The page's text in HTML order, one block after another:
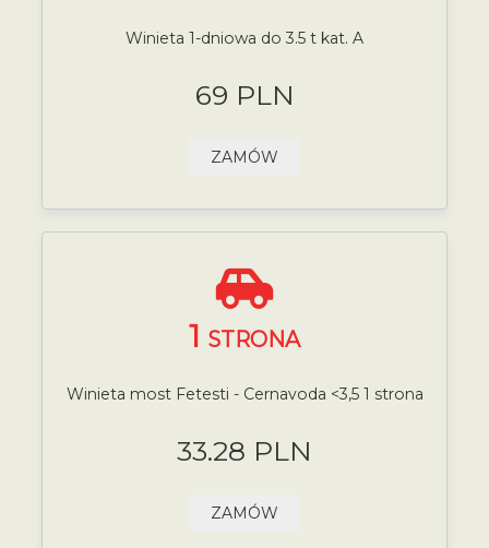
Winieta 1-dniowa do 3.5 t kat. A
69 PLN
ZAMÓW
1 STRONA
Winieta most Fetesti - Cernavoda <3,5 1 strona
33.28 PLN
ZAMÓW